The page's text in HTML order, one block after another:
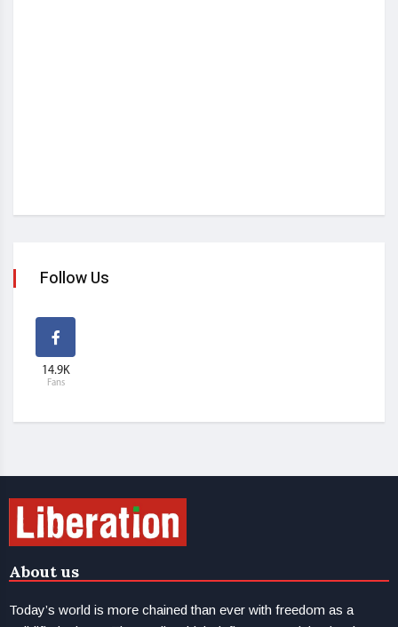
Follow Us
14.9K
Fans
About us
Today’s world is more chained than ever with freedom as a